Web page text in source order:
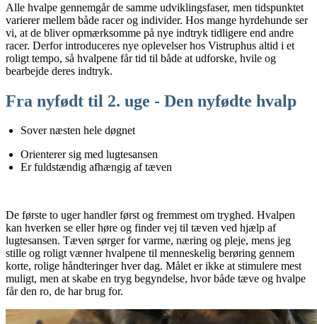
Alle hvalpe gennemgår de samme udviklingsfaser, men tidspunktet
varierer mellem både racer og individer. Hos mange hyrdehunde ser
vi, at de bliver opmærksomme på nye indtryk tidligere end andre
racer. Derfor introduceres nye oplevelser hos Vistruphus altid i et
roligt tempo, så hvalpene får tid til både at udforske, hvile og
bearbejde deres indtryk.
Fra nyfødt til 2. uge - Den nyfødte hvalp
Sover næsten hele døgnet
Orienterer sig med lugtesansen
Er fuldstændig afhængig af tæven
De første to uger handler først og fremmest om tryghed. Hvalpen
kan hverken se eller høre og finder vej til tæven ved hjælp af
lugtesansen. Tæven sørger for varme, næring og pleje, mens jeg
stille og roligt vænner hvalpene til menneskelig berøring gennem
korte, rolige håndteringer hver dag. Målet er ikke at stimulere mest
muligt, men at skabe en tryg begyndelse, hvor både tæve og hvalpe
får den ro, de har brug for.